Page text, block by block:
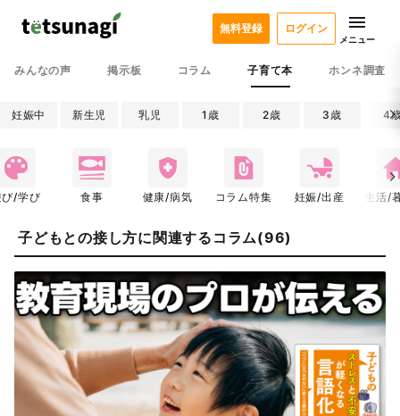
みんなの声 掲示板 コラム 子育て本 ホンネ調査
無料登録 ログイン
メニュー
妊娠中 新生児 乳児 1歳 2歳 3歳 4
び/学び 食事 健康/病気 コラム特集 妊娠/出産 生活/
子どもとの接し方に関連するコラム(96)